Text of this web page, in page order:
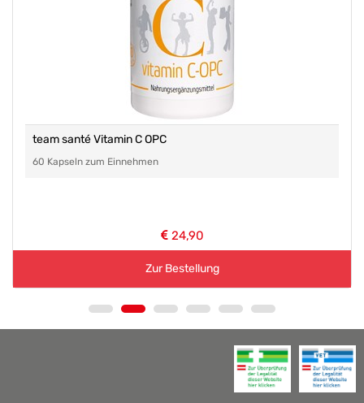
team santé Vitamin C OPC
60 Kapseln zum Einnehmen
24,90
Zur Bestellung